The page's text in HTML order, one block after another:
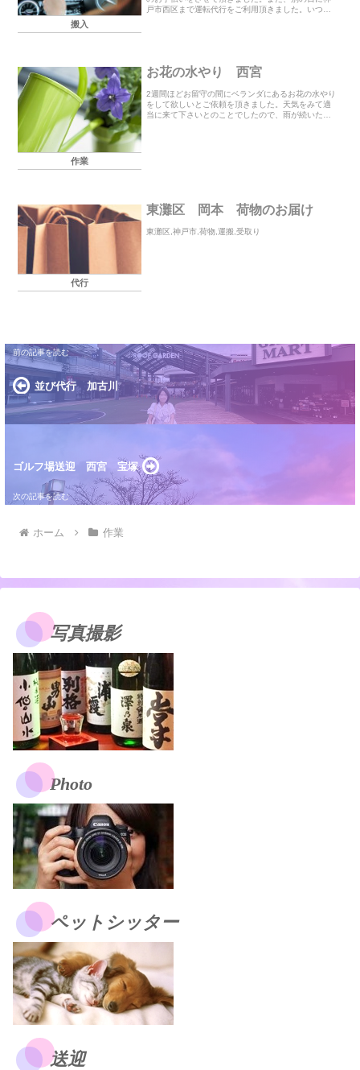
搬入
戸市西区まで運転代行をご利用頂きました。いつも
作業
お花の水やり 西宮
2週間ほどお留守の間にベランダにあるお花の水やり
をして欲しいとご依頼を頂きました。天気をみて適
当に来て下さいとのことでしたので、雨が続いた時
代行
東灘区 岡本 荷物のお届け
東灘区,神戸市,荷物,運搬,受取り
並び代行 加古川
ゴルフ場送迎 西宮 宝塚
ホーム 作業
写真撮影
Photo
ペットシッター
送迎